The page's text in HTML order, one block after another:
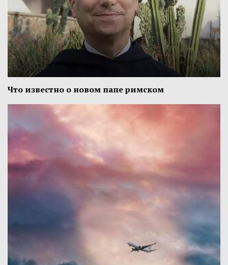
Что известно о новом папе римском